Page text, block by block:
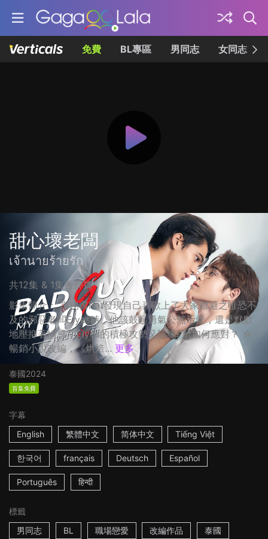
免費 BL專區 男同志 女同志
甜心壞老闆
เจ้านายร้ายรัก
共12集 & 1集番外篇
影集簡介： 當秘書Pat發現自己喜歡上了大家都避之唯恐不
及的邪惡老闆Elyes時，他該鼓起勇氣公然示愛，還是默默
地壓抑著情感？Elyes的積極攻勢又該讓Pat如何應對？ ☆
暢銷小說改編，《烘焙... 更多
泰國2024
首集免費
字幕
English
繁體中文 简体中文 Tiếng Việt
한국어 français Deutsch Español
Português हिन्दी
標籤
男同志
BL 職場戀愛 改編作品 泰國